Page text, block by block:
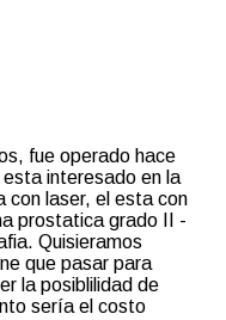
fue operado hace
interesado en la
con laser, el esta con
prostatica grado II -
Quisieramos
que pasar para
la posiblilidad de
sería el costo